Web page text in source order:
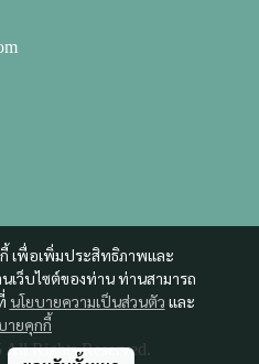
เพื่อเพิ่มประสิทธิภาพและ
เว็บไซต์ของท่าน ท่านสามารถ
นโยบายความเป็นส่วนตัว และ
ายคุกกี้
Rights Reserved.